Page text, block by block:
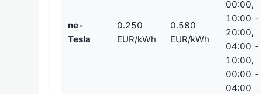
ne-
Tesla
0.250
EUR/kWh
0.580
EUR/kWh
00:00,
10:00 -
20:00,
04:00 -
10:00,
00:00 -
04:00